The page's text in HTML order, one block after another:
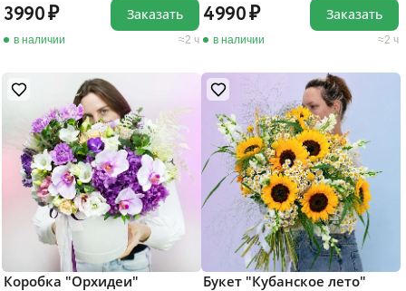
3990
в наличии 2 ч
Заказать 4990
в наличии 2 ч
Заказать
Коробка "Орхидеи" Букет "Кубанское лето"